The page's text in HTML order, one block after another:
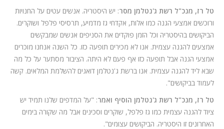
טל רז, מנכ"ל רשת ג'נטלמן מסר: יש היסטריה. אנשים עטים על החנויות
ורוכשים אמצעי הגנה כמו אלות, אקדחי גז מדמיע, תרסיסי פלפל ושוקרים.
הביקושים בהיסטריה וכל הזמן פוקדים את הסניפים אנשים שמבקשים
אמצעים להגנה עצמית. אנו לא מכירים תופעה כזו. כל השנה אנחנו מוכרים
אמצעי הגנה אבל תופעה כזו אף פעם לא היתה. הציבור מסתער על כל מה
שבא ליד להגנה עצמית. אנו ברשת ג'נטלמן דואגים להשלמת המלאים. קשה
לעמוד בביקושים".
טל רז, מנכ"ל רשת ג'נטלמן הוסיף ואמר: "על המדפים שלנו תמיד יש
ציוד להגנה עצמית כמו גז פלפל, שוקרים וסכינים אבל מה שקורה בימים
האחרונים זו היסטריה. הביקושים עצומים".